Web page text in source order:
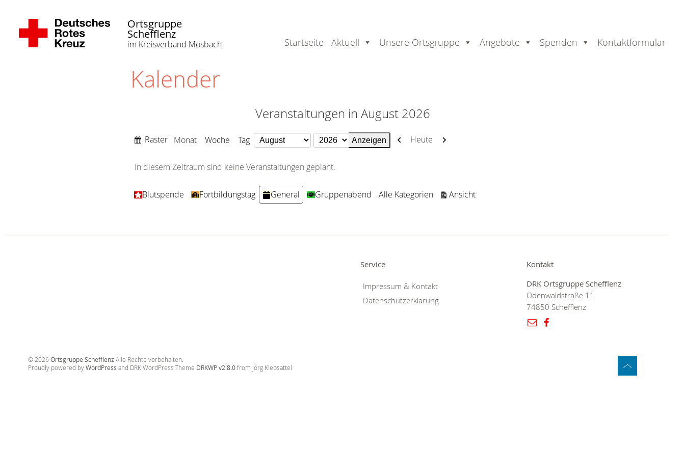
Ortsgruppe
Schefflenz
im Kreisverband Mosbach Startseite Aktuell Unsere Ortsgruppe Angebote Spenden Kontaktformular
Kalender
Veranstaltungen in August 2026
Anzeigen
Raster Monat Woche Tag Monat
Jahr
Zurück
Heute Weiter
In diesem Zeitraum sind keine Veranstaltungen geplant.
Kategorien
Blutspende Fortbildungstag General Gruppenabend Alle Kategorien Ansichtausdrucken
Service
Impressum & Kontakt
Datenschutzerklärung
Kontakt
DRK Ortsgruppe Schefflenz
Odenwaldstraße 11
74850 Schefflenz
© 2026Ortsgruppe Schefflenz Alle Rechte vorbehalten.
Proudly powered byWordPress and DRK WordPress Theme DRKWP v2.8.0 from Jörg Klebsattel